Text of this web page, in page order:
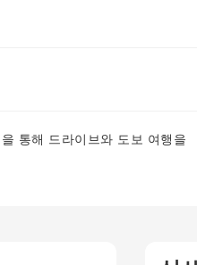
통해 드라이브와 도보 여행을